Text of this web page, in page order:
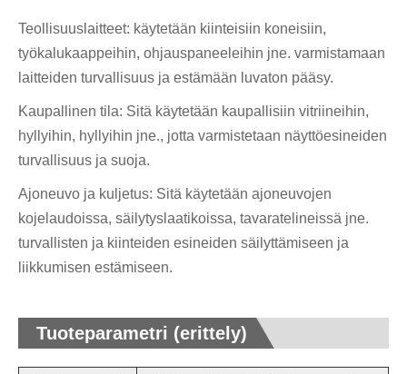
Teollisuuslaitteet: käytetään kiinteisiin koneisiin,
työkalukaappeihin, ohjauspaneeleihin jne. varmistamaan
laitteiden turvallisuus ja estämään luvaton pääsy.
Kaupallinen tila: Sitä käytetään kaupallisiin vitriineihin,
hyllyihin, hyllyihin jne., jotta varmistetaan näyttöesineiden
turvallisuus ja suoja.
Ajoneuvo ja kuljetus: Sitä käytetään ajoneuvojen
kojelaudoissa, säilytyslaatikoissa, tavaratelineissä jne.
turvallisten ja kiinteiden esineiden säilyttämiseen ja
liikkumisen estämiseen.
Tuoteparametri (erittely)